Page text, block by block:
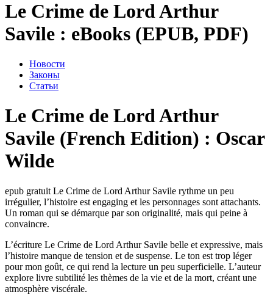
Le Crime de Lord Arthur
Savile : eBooks (EPUB, PDF)
Новости
Законы
Статьи
Le Crime de Lord Arthur
Savile (French Edition) : Oscar
Wilde
epub gratuit Le Crime de Lord Arthur Savile rythme un peu
irrégulier, l’histoire est engaging et les personnages sont attachants.
Un roman qui se démarque par son originalité, mais qui peine à
convaincre.
L’écriture Le Crime de Lord Arthur Savile belle et expressive, mais
l’histoire manque de tension et de suspense. Le ton est trop léger
pour mon goût, ce qui rend la lecture un peu superficielle. L’auteur
explore livre subtilité les thèmes de la vie et de la mort, créant une
atmosphère viscérale.